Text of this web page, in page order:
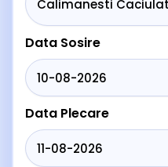
Data Sosire
Data Plecare